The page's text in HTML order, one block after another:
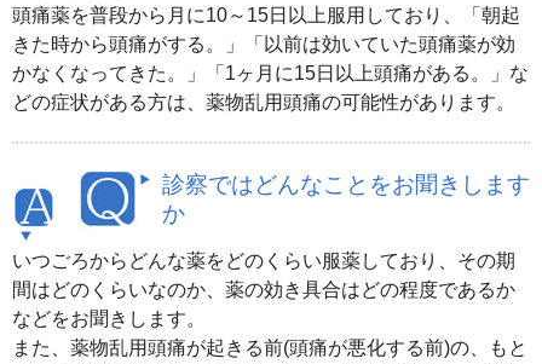
頭痛薬を普段から月に10～15日以上服用しており、「朝起
きた時から頭痛がする。」「以前は効いていた頭痛薬が効
かなくなってきた。」「1ヶ月に15日以上頭痛がある。」な
どの症状がある方は、薬物乱用頭痛の可能性があります。
診察ではどんなことをお聞きします
か
いつごろからどんな薬をどのくらい服薬しており、その期
間はどのくらいなのか、薬の効き具合はどの程度であるか
などをお聞きします。
また、薬物乱用頭痛が起きる前(頭痛が悪化する前)の、もと